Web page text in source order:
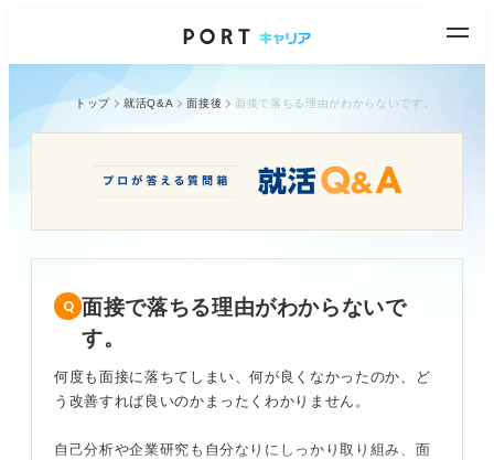
トップ 就活Q&A 面接後 面接で落ちる理由がわからないです。
面接で落ちる理由がわからないで
す。
何度も面接に落ちてしまい、何が良くなかったのか、ど
う改善すれば良いのかまったくわかりません。
自己分析や企業研究も自分なりにしっかり取り組み、面